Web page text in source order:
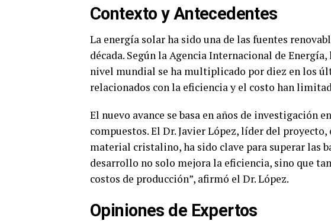
Contexto y Antecedentes
La energía solar ha sido una de las fuentes
década. Según la Agencia Internacional de
nivel mundial se ha multiplicado por diez en los
relacionados con la eficiencia y el costo han
El nuevo avance se basa en años de investigación
compuestos. El Dr. Javier López, líder del
material cristalino, ha sido clave para superar las
desarrollo no solo mejora la eficiencia, sino que
costos de producción”, afirmó el Dr. López.
Opiniones de Expertos